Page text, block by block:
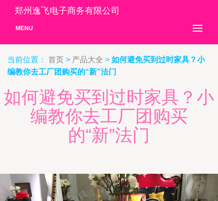
郑州逸飞电子商务有限公司
MENU
当前位置： 首页 > 产品大全 > 如何避免买到过时家具？小
编教你去工厂团购买的“新”法门
如何避免买到过时家具？小
编教你去工厂团购买
的“新”法门